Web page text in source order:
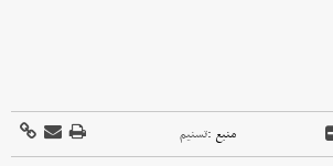
منبع :تسنیم